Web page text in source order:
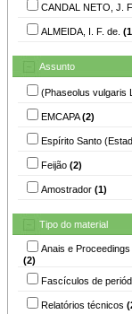
CANDAL NETO, J. F.
ALMEIDA, I. F. de.
Assunto
(Phaseolus vulgaris
EMCAPA(2)
Espírito Santo
Feijão (2)
Amostrador (1)
Tipo do material
Anais e
(2)
Fascículos de
Relatórios técnicos